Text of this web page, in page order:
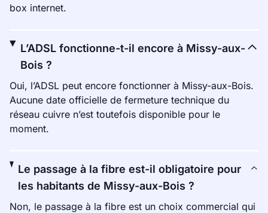
box internet.
L’ADSL fonctionne-t-il encore à Missy-aux-
Bois ?
Oui, l’ADSL peut encore fonctionner à Missy-aux-Bois.
Aucune date officielle de fermeture technique du
réseau cuivre n’est toutefois disponible pour le
moment.
Le passage à la fibre est-il obligatoire pour
les habitants de Missy-aux-Bois ?
Non, le passage à la fibre est un choix commercial qui